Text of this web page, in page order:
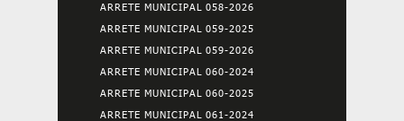
ARRETE MUNICIPAL 058-2026
ARRETE MUNICIPAL 059-2025
ARRETE MUNICIPAL 059-2026
ARRETE MUNICIPAL 060-2024
ARRETE MUNICIPAL 060-2025
ARRETE MUNICIPAL 061-2024